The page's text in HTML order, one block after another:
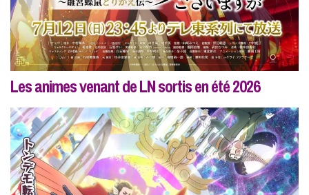
Les animes venant de LN sortis en été 2026